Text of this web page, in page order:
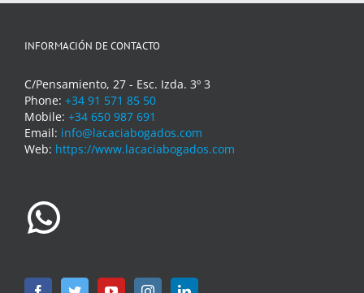
INFORMACIÓN DE CONTACTO
C/Pensamiento, 27 - Esc. Izda. 3º 3
Phone: +34 91 571 85 50
Mobile: +34 650 987 691
Email: info@lacaciabogados.com
Web: https://www.lacaciabogados.com